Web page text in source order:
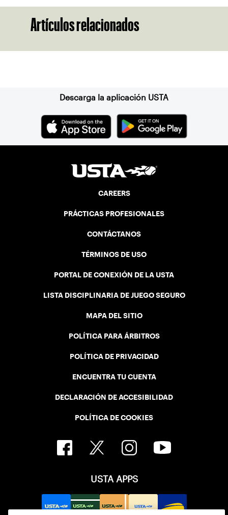
Artículos relacionados
Descarga la aplicación USTA
CAREERS
PRÁCTICAS PROFESIONALES
CONTÁCTANOS
TÉRMINOS DE USO
PORTAL DE CONEXIÓN DE LA USTA
LISTA DISCIPLINARIA DE JUEGO SEGURO
MAPA DEL SITIO
POLÍTICA PARA ÁRBITROS
POLÍTICA DE PRIVACIDAD
ENCUENTRA TU CUENTA
DECLARACIÓN DE ACCESIBILIDAD
POLÍTICA DE COOKIES
USTA APPS